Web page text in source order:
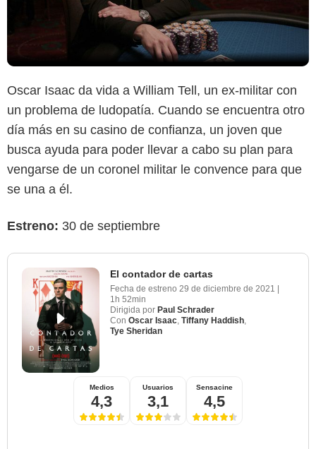
Oscar Isaac da vida a William Tell, un ex-militar con
un problema de ludopatía. Cuando se encuentra otro
día más en su casino de confianza, un joven que
busca ayuda para poder llevar a cabo su plan para
vengarse de un coronel militar le convence para que
se una a él.
Estreno: 30 de septiembre
El contador de cartas
Fecha de estreno 29 de diciembre de 2021
1h 52min
Dirigida por Paul Schrader
Con Oscar Isaac, Tiffany Haddish,
Tye Sheridan
Medios
4,3
Usuarios
3,1
Sensacine
4,5